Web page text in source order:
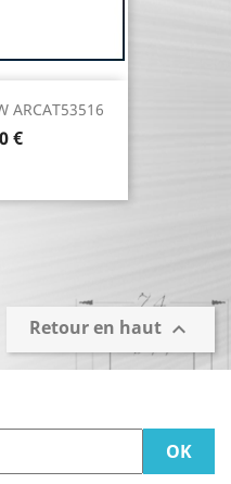
ARCAT53516
€
Retour en haut 